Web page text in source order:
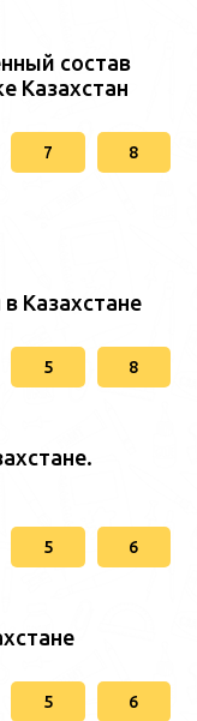
состав
Казахстан
7 8
Казахстане
5 8
5 6
5 6